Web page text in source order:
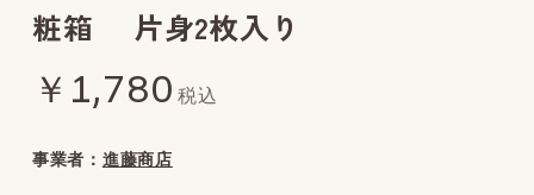
粧箱 片身2枚入り
￥1,780 税込
事業者： 進藤商店